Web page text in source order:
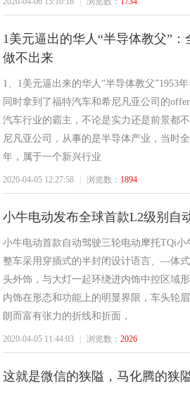
1美元逼出的华人“半导体教父”
做不出来
1、1美元逼出来的华人“半导体教父”1953
同时拿到了福特汽车和希尼凡亚公司的
汽车行业的霸主，不论是实力还是前景都
尼凡亚公司，从事的是半导体产业，当时
年，属于一个新兴行业
2020-04-05 12:27:58 浏览数： 1894
小牛电动发布全球首款L2级别自
小牛电动首款自动驾驶三轮电动摩托TQi
整车采用穿插式的半封闭设计语言、—体
头外饰，与大灯一起环绕进内饰中控区域
内饰在形态和功能上的明显界限，车头轮
朗而富有张力的折线和折面，
2020-04-05 11:44:03 浏览数：2026
这就是微信的狭隘，马化腾的狭